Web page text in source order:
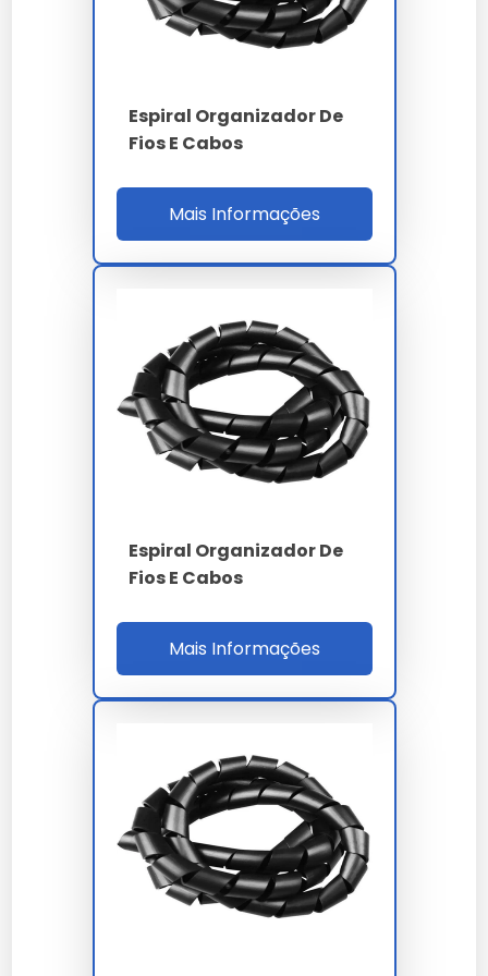
organizador de cabos em nossa
Nossas soluções passam por rigorosos controles,
garantindo performance superior às alternativas
Como solicitar uma proposta
em larga escala?
Para demandas industriais de espiral organizador de
cabos, basta encaminhar sua necessidade via
formulário no site para nossa equipe.
Como garantir a durabilidade de
espiral organizador de cabos?
armazenamento e uso conforme a ficha técnica
oficial fornecida por nossa empresa.
dos seus maiores diferenciais, garantindo que o seu
investimento tenha um retorno sólido ao longo do
Ao nos escolher, você opta por um parceiro que
de cabos para o sucesso do seu projeto.
A manutenção preventiva deespiral organizador
prolonga a vida útil e evita paradas
desnecessárias na sua linha de produção.
Lembramos que o uso deespiral organizador de
em desacordo com as normas técnicas pode
comprometer a segurança. Consulte sempre nossa
Espiral Organizador De
Fios E Cabos
Mais Informações
Espiral Organizador De
Fios E Cabos
Mais Informações